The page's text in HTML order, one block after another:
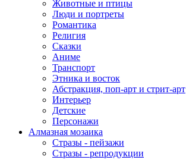
Животные и птицы
Люди и портреты
Романтика
Религия
Сказки
Аниме
Транспорт
Этника и восток
Абстракция, поп-арт и стрит-арт
Интерьер
Детские
Персонажи
Алмазная мозаика
Стразы - пейзажи
Стразы - репродукции